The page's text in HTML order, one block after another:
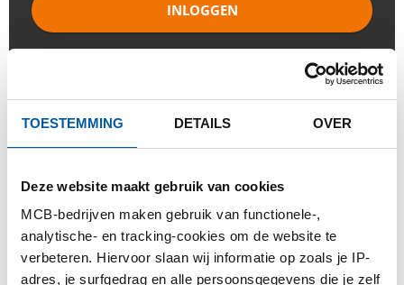
TOESTEMMING DETAILS OVER
Deze website maakt gebruik van cookies
MCB-bedrijven maken gebruik van functionele-,
analytische- en tracking-cookies om de website te
verbeteren. Hiervoor slaan wij informatie op zoals je IP-
adres, je surfgedrag en alle persoonsgegevens die je zelf
INLOGGEN
Bestel met uw eigen artikelnummers
Calculeren met actuele Testas-prijzen
Volg uw order via Track&Trace